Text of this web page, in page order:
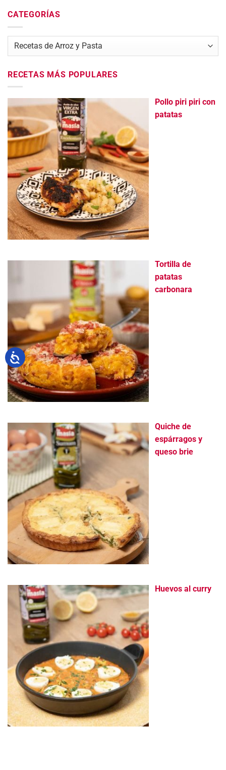
CATEGORÍAS
Categorías
RECETAS MÁS POPULARES
Pollo piri piri con
patatas
Tortilla de
patatas
carbonara
Quiche de
espárragos y
queso brie
Huevos al curry